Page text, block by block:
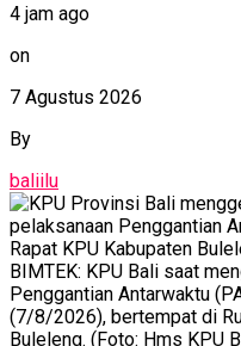
4 jam ago
on
7 Agustus 2026
By
baliilu
BIMTEK: KPU Bali saat
Penggantian Antarwaktu
(7/8/2026), bertempat di
Buleleng. (Foto: Hms KPU